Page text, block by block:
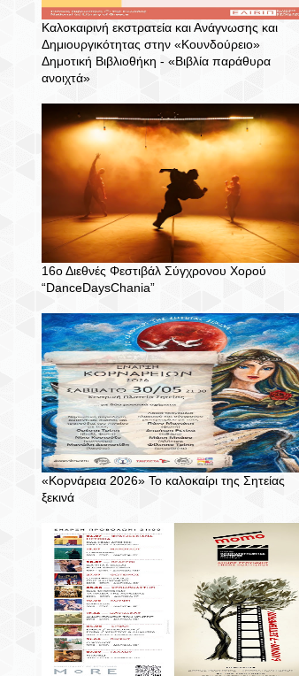
Καλοκαιρινή εκστρατεία και Ανάγνωσης και
Δημιουργικότητας στην «Κουνδούρειο»
Δημοτική Βιβλιοθήκη - «Βιβλία παράθυρα
ανοιχτά»
16ο Διεθνές Φεστιβάλ Σύγχρονου Χορού
“DanceDaysChania”
«Κορνάρεια 2026» Το καλοκαίρι της Σητείας
ξεκινά